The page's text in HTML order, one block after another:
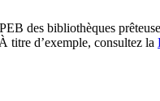
des bibliothèques
titre d’exemple, consultez la